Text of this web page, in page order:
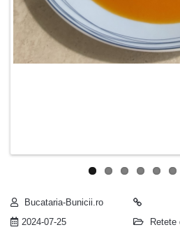
Previous
Bucataria-Bunicii.ro
2024-07-25
Retete